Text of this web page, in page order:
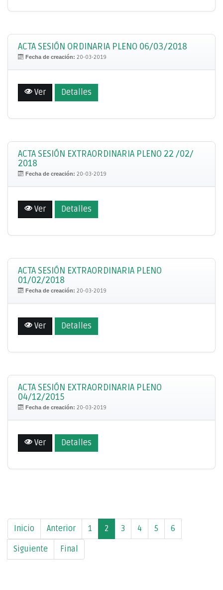
ACTA SESIÓN ORDINARIA PLENO 06/03/2018
Fecha de creación: 20-03-2019
Ver Detalles
ACTA SESIÓN EXTRAORDINARIA PLENO 22 /02/
2018
Fecha de creación: 20-03-2019
Ver Detalles
ACTA SESIÓN EXTRAORDINARIA PLENO
01/02/2018
Fecha de creación: 20-03-2019
Ver Detalles
ACTA SESIÓN EXTRAORDINARIA PLENO
04/12/2015
Fecha de creación: 20-03-2019
Ver Detalles
Inicio Anterior 1 2 3 4 5 6
Siguiente Final